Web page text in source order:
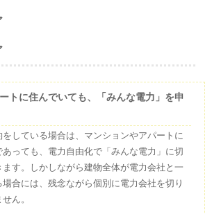
)
7%
4%
10
いるすべての電源構成については、旧一般電気事業
者が保有する原子力発電所が稼働していないことか
クアップ、インバランス補給等の内訳に原子力発電
、原子力発電所が稼働した際には、すべての電力会
クアップ、インバランス補給等の内訳に原子力発電
トに住んでいても、「みんな電力」を申
している場合は、マンションやアパートに
っても、電力自由化で「みんな電力」に切
ます。しかしながら建物全体が電力会社と一
合には、残念ながら個別に電力会社を切り
ん。